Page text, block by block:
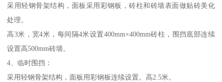
采用轻钢骨架结构，面板采用彩钢板，砖柱和砖墙表面做贴砖美化
处理。
高3米，宽4米，每间隔4米设置400mm×400mm砖柱，围挡底部连续
设置高500mm砖墙。
4、临时围挡：
采用轻钢骨架结构，面板用彩钢板连续设置。高2.5米。